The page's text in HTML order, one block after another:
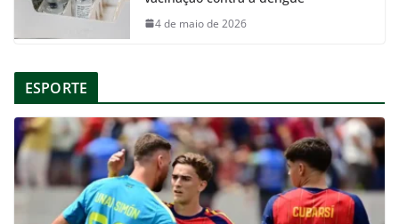
4 de maio de 2026
ESPORTE